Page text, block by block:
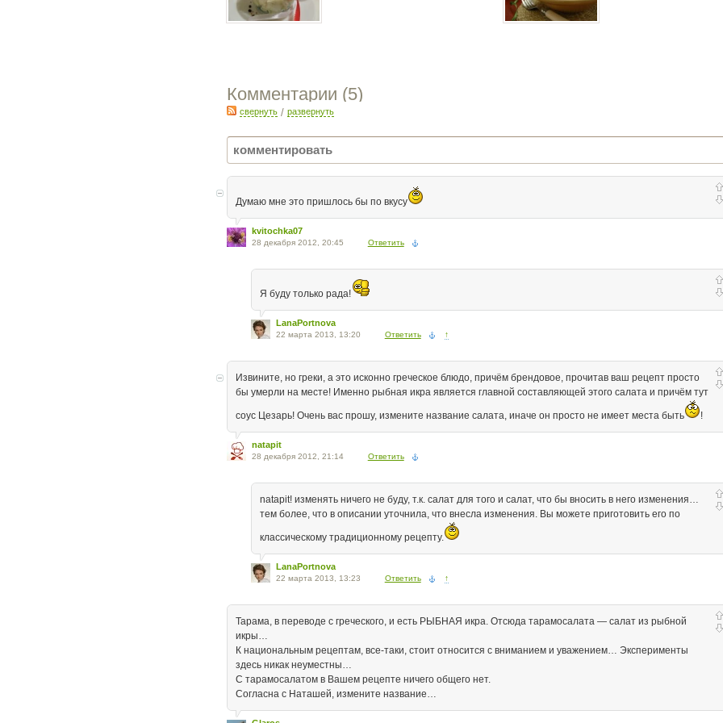
Комментарии (5)
свернуть/ развернуть
Думаю мне это пришлось бы по вкусу
kvitochka07
28 декабря 2012, 20:45 Ответить
Я буду только рада!
LanaPortnova
22 марта 2013, 13:20 Ответить ↑
Извините, но греки, а это исконно греческое блюдо, причём брендовое, прочитав ваш рецепт просто
бы умерли на месте! Именно рыбная икра является главной составляющей этого салата и причём тут
соус Цезарь! Очень вас прошу, измените название салата, иначе он просто не имеет места быть !
natapit
28 декабря 2012, 21:14 Ответить
natapit! изменять ничего не буду, т.к. салат для того и салат, что бы вносить в него изменения…
тем более, что в описании уточнила, что внесла изменения. Вы можете приготовить его по
классическому традиционному рецепту.
LanaPortnova
22 марта 2013, 13:23 Ответить ↑
Тарама, в переводе с греческого, и есть РЫБНАЯ икра. Отсюда тарамосалата — салат из рыбной
икры…
К национальным рецептам, все-таки, стоит относится с вниманием и уважением… Эксперименты
здесь никак неуместны…
С тарамосалатом в Вашем рецепте ничего общего нет.
Согласна с Наташей, измените название…